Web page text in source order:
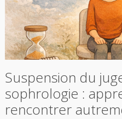
Suspension du
sophrologie :
rencontrer